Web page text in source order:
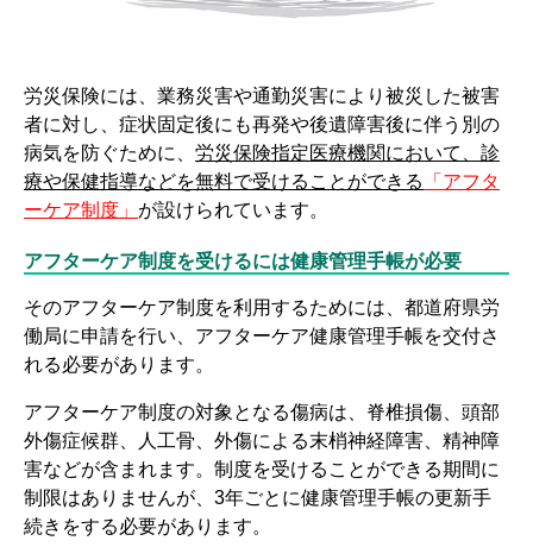
労災保険には、業務災害や通勤災害により被災した被害
者に対し、症状固定後にも再発や後遺障害後に伴う別の
病気を防ぐために、 労災保険指定医療機関において、診
療や保健指導などを無料で受けることができる
「アフタ
ーケア制度」 が設けられています。
アフターケア制度を受けるには健康管理手帳が必要
そのアフターケア制度を利用するためには、都道府県労
働局に申請を行い、アフターケア健康管理手帳を交付さ
れる必要があります。
アフターケア制度の対象となる傷病は、脊椎損傷、頭部
外傷症候群、人工骨、外傷による末梢神経障害、精神障
害などが含まれます。制度を受けることができる期間に
制限はありませんが、3年ごとに健康管理手帳の更新手
続きをする必要があります。